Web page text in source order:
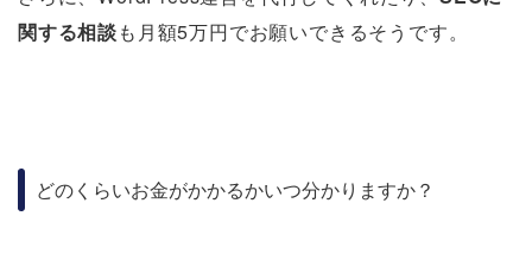
関する相談も月額5万円でお願いできるそうです。
どのくらいお金がかかるかいつ分かりますか？